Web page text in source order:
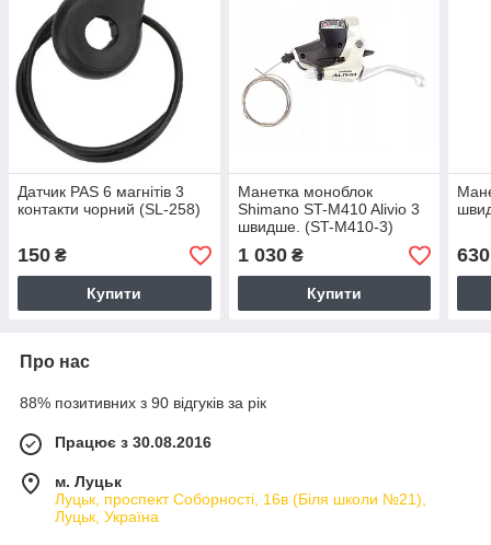
Датчик PAS 6 магнітів 3
контакти чорний (SL-258)
150 ₴
Купити
Манетка моноблок
Shimano ST-M410 Alivio 3
швидше. (ST-M410-3)
1 030₴
Купити
630
Про нас
88% позитивних з 90 відгуків за рік
Працює з 30.08.2016
м. Луцьк
Луцьк, проспект Соборності, 16в (Біля школи №21),
Луцьк, Україна